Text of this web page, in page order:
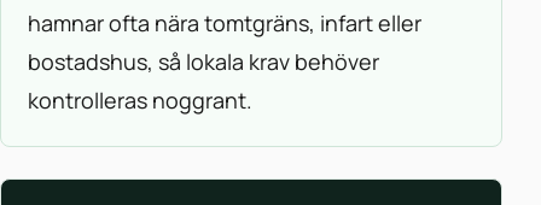
hamnar ofta nära tomtgräns, infart eller
bostadshus, så lokala krav behöver
kontrolleras noggrant.